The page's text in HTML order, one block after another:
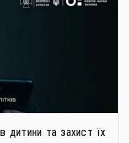
дитини та захист їх